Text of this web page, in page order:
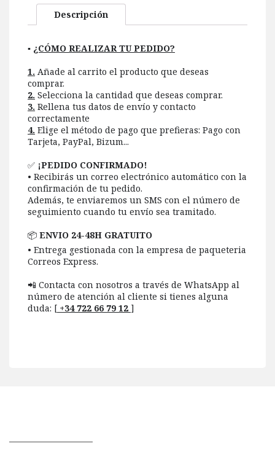
Descripción
▪️ ¿CÓMO REALIZAR TU PEDIDO?
1. Añade al carrito el producto que deseas
comprar.
2. Selecciona la cantidad que deseas comprar.
3. Rellena tus datos de envío y contacto
correctamente
4. Elige el método de pago que prefieras: Pago con
Tarjeta, PayPal, Bizum...
✅️ ¡PEDIDO CONFIRMADO!
• Recibirás un correo electrónico automático con la
confirmación de tu pedido.
Además, te enviaremos un SMS con el número de
seguimiento cuando tu envío sea tramitado.
📦 ENVIO 24-48H GRATUITO
• Entrega gestionada con la empresa de paqueteria
Correos Express.
📲 Contacta con nosotros a través de WhatsApp al
número de atención al cliente si tienes alguna
duda: [ +34 722 66 79 12 ]